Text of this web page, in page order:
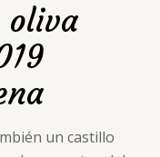
oliva
un castillo